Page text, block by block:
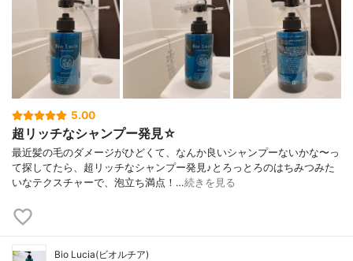
5.00
超リッチなシャンプー発見☆
最近髪の毛のダメージがひどくて、なんか良いシャンプーないかな〜っ
て探してたら、超リッチなシャンプー発見♪とろっとろのはちみつみた
いなテクスチャーで、泡立ち満点！…続きを見る
Bio Lucia(ビオルチア)